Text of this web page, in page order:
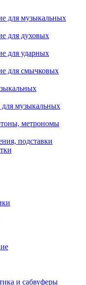
для музыкальных
для духовых
для ударных
для смычковых
музыкальных
метрономы
подставки
и сабвуферы